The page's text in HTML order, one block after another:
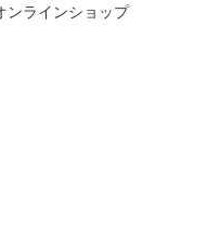
ンラインショップ